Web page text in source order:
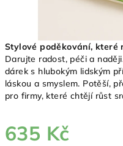
Stylové poděkování, které
Darujte radost, péči a
dárek s hlubokým lidským
láskou a smyslem. Potěší,
pro firmy, které chtějí růst
635 Kč